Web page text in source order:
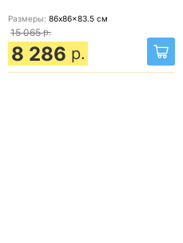
Размеры: 86x86x83.5 см
15 065 р.
8 286 р.